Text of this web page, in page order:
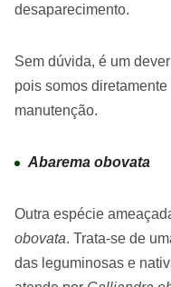
desaparecimento.
Sem dúvida, é um
pois somos
manutenção.
Abarema obovata
Outra espécie
obovata. Trata-se de
das leguminosas e